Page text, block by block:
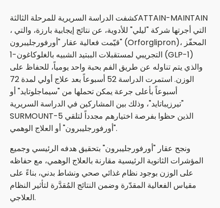
كشفت الدراسة السريرية للمرحلة الثالثةATTAIN-MAINTAIN
، التي أجرتها شركة "ليلي" للأدوية، عن نتائج إيجابية بارزة، والتي
قيّمت فعالية عقار "أورفورجليبرون" (Orforglipron)، المحفّز
التجريبي لمستقبلات الببتيد الشبيه بالغلوكاغون-1 (GLP-1)
والذي يتم تناوله عن طريق الفم بحبة واحد يومياً، للحفاظ على
الوزن. استمرت الدراسة 52 أسبوعاً بعد علاج أولي لمدة 72
أسبوعاً بأعلى جرعة يمكن تحملها من "سيماجلوتايد" أو
"تيرزيباتايد"، وذلك بين المشاركين في الدراسة السريرية
SURMOUNT-5 الذين حظوا بفرصة اختيارهم مجدداً لتلقي
"أورفورجليبرون" أو العلاج الوهمي.
ونجح عقار "أورفورجليبرون" بتحقيق هدفه الرئيسي وجميع
المؤشرات الثانوية الرئيسية مقارنة بالعلاج الوهمي، مع حفاظه
على الوزن بوجود نظام غذائي صحي ونشاط بدني، بناءً على
مقياس الفعالية المقدّرة وضمن النتائج المُقدَّرة لتأثير النظام
العلاجي.